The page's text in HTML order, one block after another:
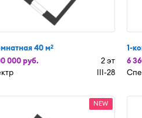
40 м2
000 руб.
2 эт
III-28
1-
6
NEW